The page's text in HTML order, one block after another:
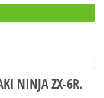
NINJA ZX-6R.